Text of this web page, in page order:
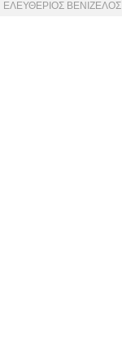
ΕΛΕΥΘΕΡΙΟΣ ΒΕΝΙΖΕΛΟΣ